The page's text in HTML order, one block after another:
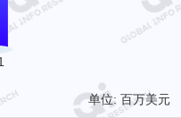
单位: 百万美元